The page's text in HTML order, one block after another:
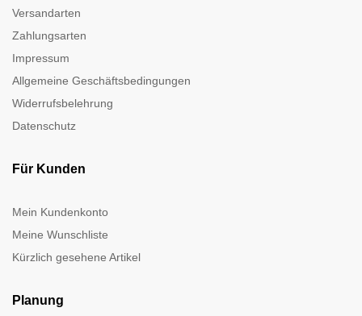
Versandarten
Zahlungsarten
Impressum
Allgemeine Geschäftsbedingungen
Widerrufsbelehrung
Datenschutz
Für Kunden
Mein Kundenkonto
Meine Wunschliste
Kürzlich gesehene Artikel
Planung